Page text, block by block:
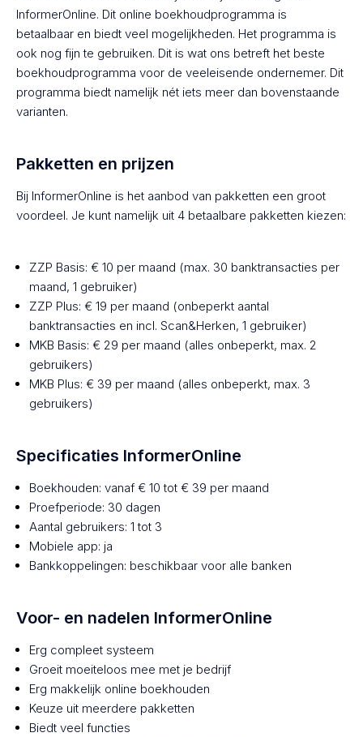
InformerOnline. Dit online boekhoudprogramma is
betaalbaar en biedt veel mogelijkheden. Het programma is
ook nog fijn te gebruiken. Dit is wat ons betreft het beste
boekhoudprogramma voor de veeleisende ondernemer. Dit
programma biedt namelijk nét iets meer dan bovenstaande
varianten.
Pakketten en prijzen
Bij InformerOnline is het aanbod van pakketten een groot
voordeel. Je kunt namelijk uit 4 betaalbare pakketten kiezen:
ZZP Basis: € 10 per maand (max. 30 banktransacties per
maand, 1 gebruiker)
ZZP Plus: € 19 per maand (onbeperkt aantal
banktransacties en incl. Scan&Herken, 1 gebruiker)
MKB Basis: € 29 per maand (alles onbeperkt, max. 2
gebruikers)
MKB Plus: € 39 per maand (alles onbeperkt, max. 3
gebruikers)
Specificaties InformerOnline
Boekhouden: vanaf € 10 tot € 39 per maand
Proefperiode: 30 dagen
Aantal gebruikers: 1 tot 3
Mobiele app: ja
Bankkoppelingen: beschikbaar voor alle banken
Voor- en nadelen InformerOnline
Erg compleet systeem
Groeit moeiteloos mee met je bedrijf
Erg makkelijk online boekhouden
Keuze uit meerdere pakketten
Biedt veel functies